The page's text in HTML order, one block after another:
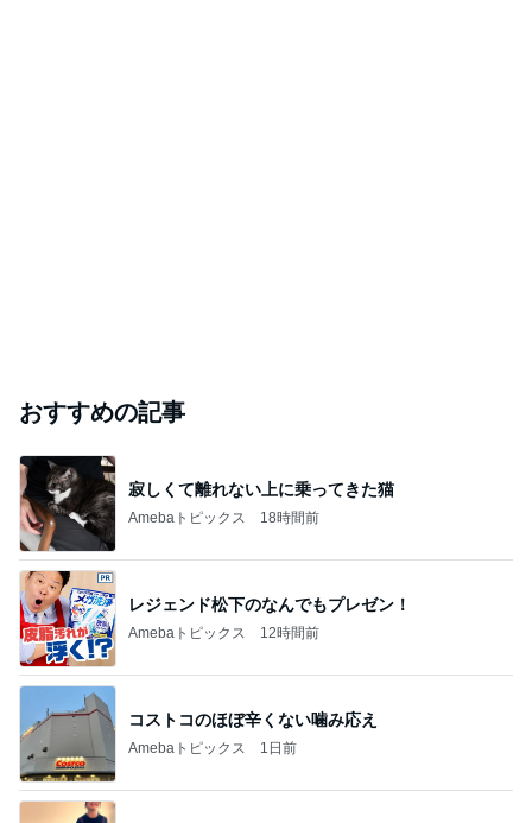
おすすめの記事
寂しくて離れない上に乗ってきた猫
Amebaトピックス 18時間前
レジェンド松下のなんでもプレゼン！
Amebaトピックス 12時間前
コストコのほぼ辛くない噛み応え
Amebaトピックス 1日前